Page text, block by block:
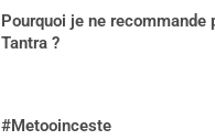
Pourquoi je ne recommande
Tantra ?
#Metooinceste